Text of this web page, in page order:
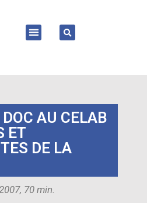
AU CELAB
ET
DE LA
70 min.